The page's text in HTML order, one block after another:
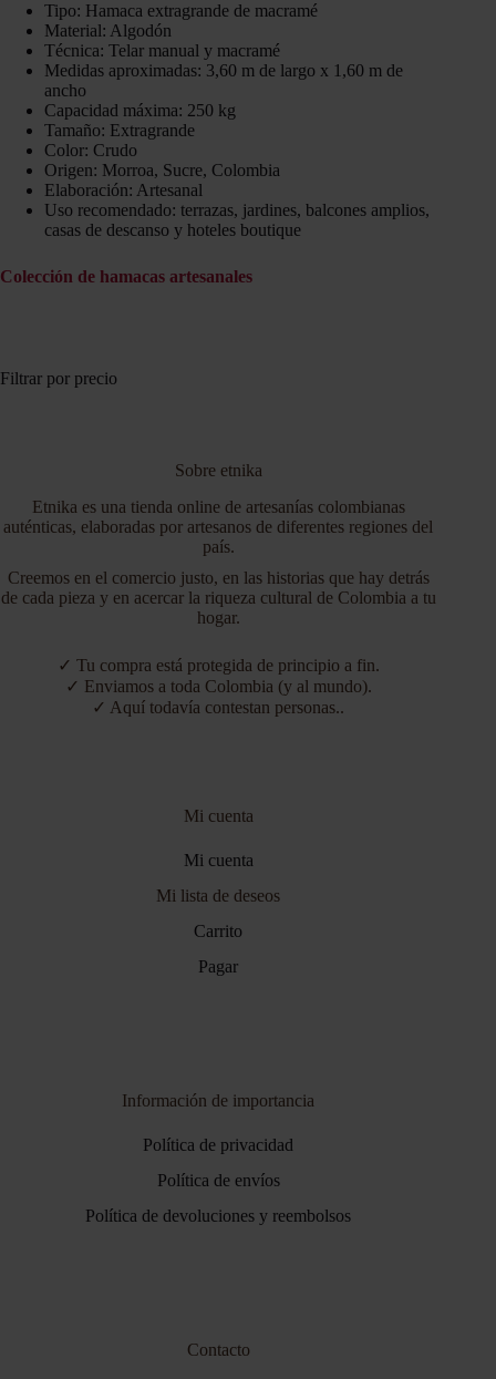
Tipo: Hamaca extragrande de macramé
Material: Algodón
Técnica: Telar manual y macramé
Medidas aproximadas: 3,60 m de largo x 1,60 m de
ancho
Capacidad máxima: 250 kg
Tamaño: Extragrande
Color: Crudo
Origen: Morroa, Sucre, Colombia
Elaboración: Artesanal
Uso recomendado: terrazas, jardines, balcones amplios,
casas de descanso y hoteles boutique
Colección de hamacas artesanales
Filtrar por precio
Sobre etnika
Etnika es una tienda online de artesanías colombianas
auténticas, elaboradas por artesanos de diferentes regiones del
país.
Creemos en el comercio justo, en las historias que hay detrás
de cada pieza y en acercar la riqueza cultural de Colombia a tu
hogar.
✓ Tu compra está protegida de principio a fin.
✓ Enviamos a toda Colombia (y al mundo).
✓ Aquí todavía contestan personas..
Mi cuenta
Mi cuenta
Mi lista de deseos
Carrito
Pagar
Información de importancia
Política de privacidad
Política de envíos
Política de devoluciones y reembolsos
Contacto